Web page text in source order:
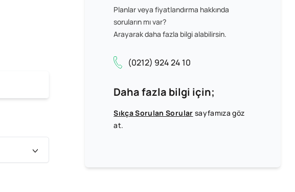
Planlar veya fiyatlandırma hakkında
soruların mı var?
Arayarak daha fazla bilgi alabilirsin.
(0212) 924 24 10
Daha fazla bilgi için;
Sıkça Sorulan Sorular sayfamıza göz
at.